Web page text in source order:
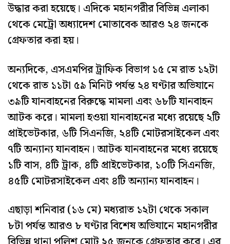
উদ্ধার করা হয়েছে। এদিকে মহানগরীর বিভিন্ন এলাকা
থেকে মেট্রো অধ্যাদেশ মোতাবেক আরও ২৪ জনকে
গ্রেফতার করা হয়।
অন্যদিকে, এসএমপির ট্রাফিক বিভাগ ১৫ মে রাত ১২টা
থেকে রাত ১১টা ৫৯ মিনিট পর্যন্ত ২৪ ঘণ্টার অভিযানে
৩৯টি যানবাহনের বিরুদ্ধে মামলা এবং ৬৮টি যানবাহন
আটক করে। মামলা হওয়া যানবাহনের মধ্যে রয়েছে ২টি
প্রাইভেটকার, ৬টি সিএনজি, ২৪টি মোটরসাইকেল এবং
৭টি অন্যান্য যানবাহন। আটক যানবাহনের মধ্যে রয়েছে
১টি বাস, ৪টি ট্রাক, ৪টি প্রাইভেটকার, ১০টি সিএনজি,
৪৫টি মোটরসাইকেল এবং ৪টি অন্যান্য যানবাহন।
এছাড়া শনিবার (১৬ মে) মধ্যরাত ১২টা থেকে সকাল
৮টা পর্যন্ত আরও ৮ ঘণ্টার বিশেষ অভিযানে মহানগরীর